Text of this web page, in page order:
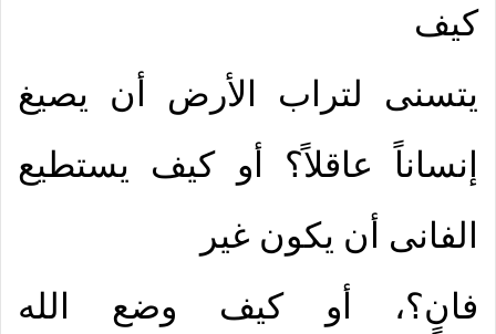
كيف
يتسنى لتراب الأرض أن يصيغ
إنساناً عاقلاً؟ أو كيف يستطيع
الفانى أن يكون غير
فانٍ؟، أو كيف وضع الله